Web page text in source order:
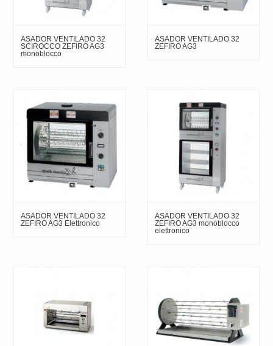
ASADOR VENTILADO 32
SCIROCCO ZEFIRO AG3
monoblocco
ASADOR VENTILADO 32
ZEFIRO AG3
ASADOR VENTILADO 32
ZEFIRO AG3 Elettronico
ASADOR VENTILADO 32
ZEFIRO AG3 monoblocco
elettronico